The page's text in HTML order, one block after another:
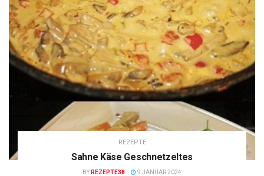
REZEPTE
Sahne Käse Geschnetzeltes
BY REZEPTE38 9 JANUAR 2024